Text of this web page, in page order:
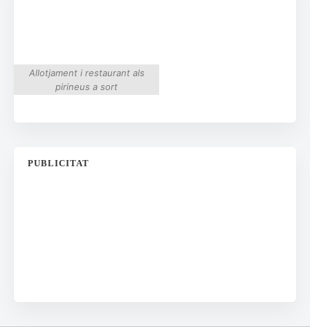
Allotjament i restaurant als
pirineus a sort
PUBLICITAT